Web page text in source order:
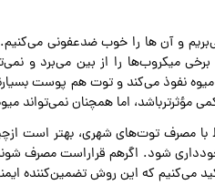
و آن ها را خوب ضدعفونی
را از بین می‌برد و
نفوذ می‌کند و توت هم پوست
اما همچنان نمی‌تواند میوه
با مصرف توت‌های شهری، بهتر است
شود. اگرهم قراراست مصرف
می‌کنیم که این روش تضمین‌کننده